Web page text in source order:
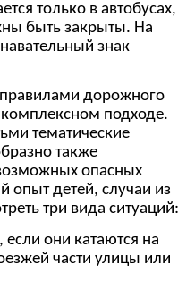
только в автобусах,
быть закрыты. На
знак
дорожного
подходе.
тематические
также
опасных
опыт детей, случаи из
три вида ситуаций:
они катаются на
части улицы или